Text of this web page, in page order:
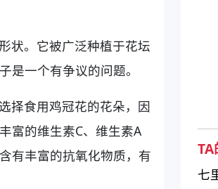
状。它被广泛种植于花坛
一个有争议的问题。
择食用鸡冠花的花朵，因
富的维生素C、维生素A
有丰富的抗氧化物质，有
七